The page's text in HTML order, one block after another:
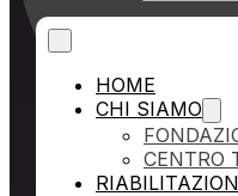
HOME
CHI SIAMO
CENTRO